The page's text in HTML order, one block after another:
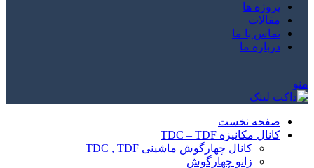
پروژه ها
مقالات
تماس با ما
درباره ما
منو
صفحه نخست
کانال مکانیزه TDC – TDF
کانال چهارگوش ماشینی TDC , TDF
زانو چهارگوش